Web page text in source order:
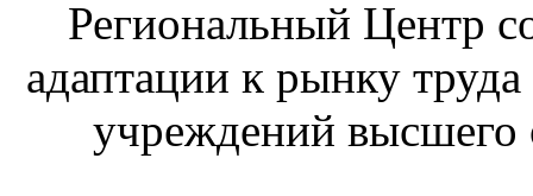
Региональный Центр
адаптации к рынку
учреждений